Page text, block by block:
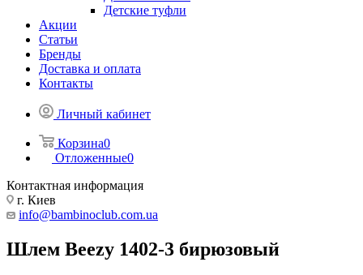
Детские туфли
Акции
Статьи
Бренды
Доставка и оплата
Контакты
Личный кабинет
Корзина0
Отложенные0
Контактная информация
г. Киев
info@bambinoclub.com.ua
Шлем Beezy 1402-3 бирюзовый